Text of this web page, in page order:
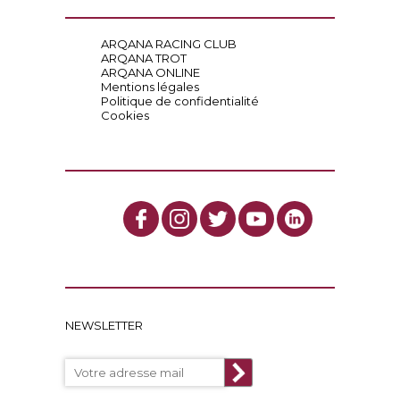
ARQANA RACING CLUB
ARQANA TROT
ARQANA ONLINE
Mentions légales
Politique de confidentialité
Cookies
NEWSLETTER